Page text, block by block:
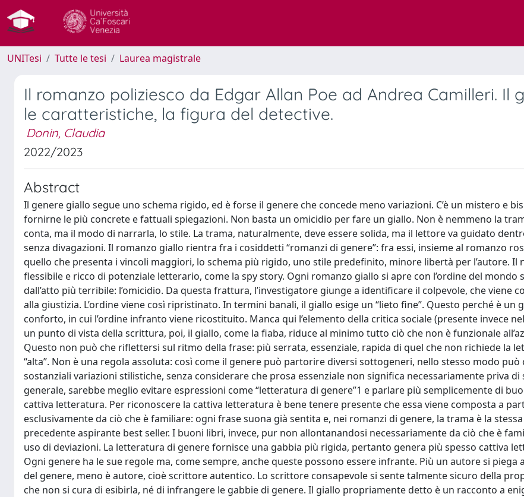
UNITesi Tutte le tesi Laurea magistrale
Il romanzo poliziesco da Edgar Allan Poe ad Andrea Camilleri. Il
le caratteristiche, la figura del detective.
Donin, Claudia
2022/2023
Abstract
Il genere giallo segue uno schema rigido, ed è forse il genere che concede meno variazioni. C’è un mistero e
fornirne le più concrete e fattuali spiegazioni. Non basta un omicidio per fare un giallo. Non è nemmeno la
conta, ma il modo di narrarla, lo stile. La trama, naturalmente, deve essere solida, ma il lettore va guidato
senza divagazioni. Il romanzo giallo rientra fra i cosiddetti “romanzi di genere”: fra essi, insieme al romanzo
quello che presenta i vincoli maggiori, lo schema più rigido, uno stile predefinito, minore libertà per l’autore. Il
flessibile e ricco di potenziale letterario, come la spy story. Ogni romanzo giallo si apre con l’ordine del mondo
dall’atto più terribile: l’omicidio. Da questa frattura, l’investigatore giunge a identificare il colpevole, che viene
alla giustizia. L’ordine viene così ripristinato. In termini banali, il giallo esige un “lieto fine”. Questo perché è un
conforto, in cui l’ordine infranto viene ricostituito. Manca qui l’elemento della critica sociale (presente invece
un punto di vista della scrittura, poi, il giallo, come la fiaba, riduce al minimo tutto ciò che non è funzionale
Questo non può che riflettersi sul ritmo della frase: più serrata, essenziale, rapida di quel che non richiede la
“alta”. Non è una regola assoluta: così come il genere può partorire diversi sottogeneri, nello stesso modo può
sostanziali variazioni stilistiche, senza considerare che prosa essenziale non significa necessariamente priva di
generale, sarebbe meglio evitare espressioni come “letteratura di genere”1 e parlare più semplicemente di
cattiva letteratura. Per riconoscere la cattiva letteratura è bene tenere presente che essa viene composta a
esclusivamente da ciò che è familiare: ogni frase suona già sentita e, nei romanzi di genere, la trama è la
precedente aspirante best seller. I buoni libri, invece, pur non allontanandosi necessariamente da ciò che è
uso di deviazioni. La letteratura di genere fornisce una gabbia più rigida, pertanto genera più spesso cattiva
Ogni genere ha le sue regole ma, come sempre, anche queste possono essere infrante. Più un autore si piega
del genere, meno è autore, cioè scrittore autentico. Lo scrittore consapevole si sente talmente sicuro della
che non si cura di esibirla, né di infrangere le gabbie di genere. Il giallo propriamente detto è un racconto a